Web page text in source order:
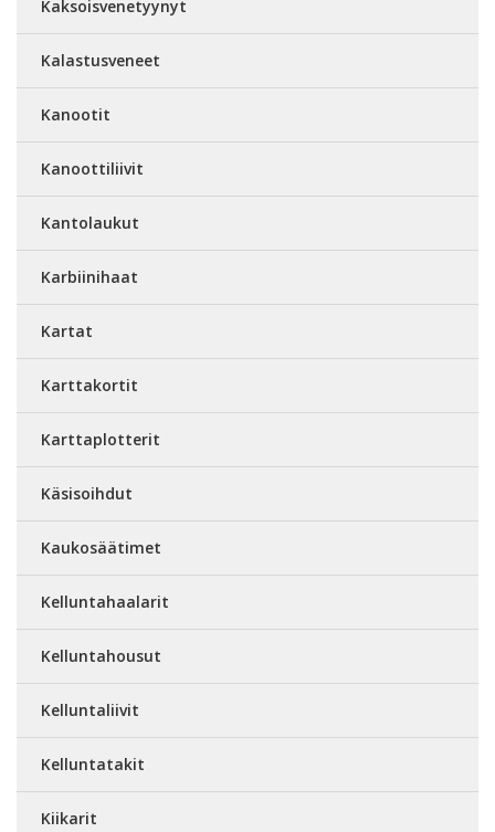
Kaksoisvenetyynyt
Kalastusveneet
Kanootit
Kanoottiliivit
Kantolaukut
Karbiinihaat
Kartat
Karttakortit
Karttaplotterit
Käsisoihdut
Kaukosäätimet
Kelluntahaalarit
Kelluntahousut
Kelluntaliivit
Kelluntatakit
Kiikarit